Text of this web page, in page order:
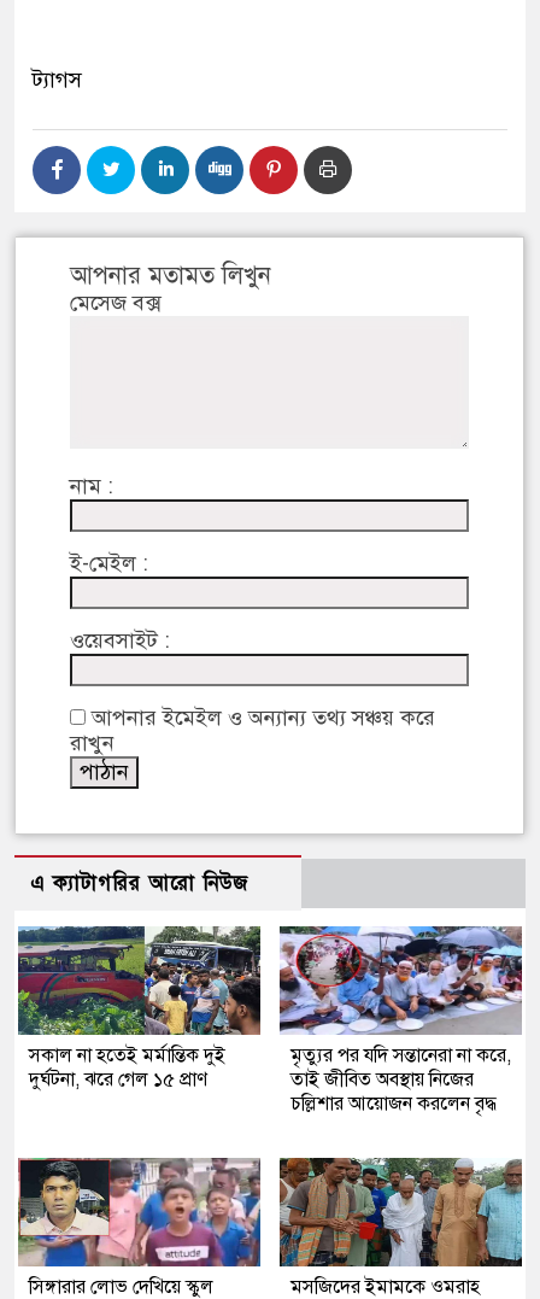
ট্যাগস
আপনার মতামত লিখুন
মেসেজ বক্স
নাম :
ই-মেইল :
ওয়েবসাইট :
আপনার ইমেইল ও অন্যান্য তথ্য সঞ্চয় করে
রাখুন
এ ক্যাটাগরির আরো নিউজ
সকাল না হতেই মর্মান্তিক দুই
দুর্ঘটনা, ঝরে গেল ১৫ প্রাণ
মৃত্যুর পর যদি সন্তানেরা না করে,
তাই জীবিত অবস্থায় নিজের
চল্লিশার আয়োজন করলেন বৃদ্ধ
সিঙ্গারার লোভ দেখিয়ে স্কুল মসজিদের ইমামকে ওমরাহ